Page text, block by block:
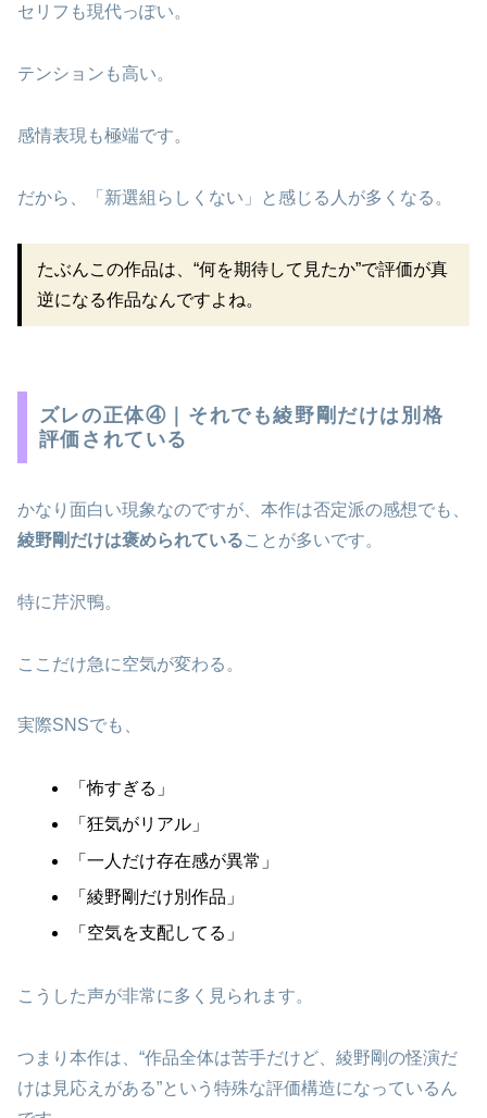
セリフも現代っぽい。
テンションも高い。
感情表現も極端です。
だから、「新選組らしくない」と感じる人が多くなる。
たぶんこの作品は、“何を期待して見たか”で評価が真
逆になる作品なんですよね。
ズレの正体④｜それでも綾野剛だけは別格
評価されている
かなり面白い現象なのですが、本作は否定派の感想でも、
綾野剛だけは褒められていることが多いです。
特に芹沢鴨。
ここだけ急に空気が変わる。
実際SNSでも、
「怖すぎる」
「狂気がリアル」
「一人だけ存在感が異常」
「綾野剛だけ別作品」
「空気を支配してる」
こうした声が非常に多く見られます。
つまり本作は、“作品全体は苦手だけど、綾野剛の怪演だ
けは見応えがある”という特殊な評価構造になっているん